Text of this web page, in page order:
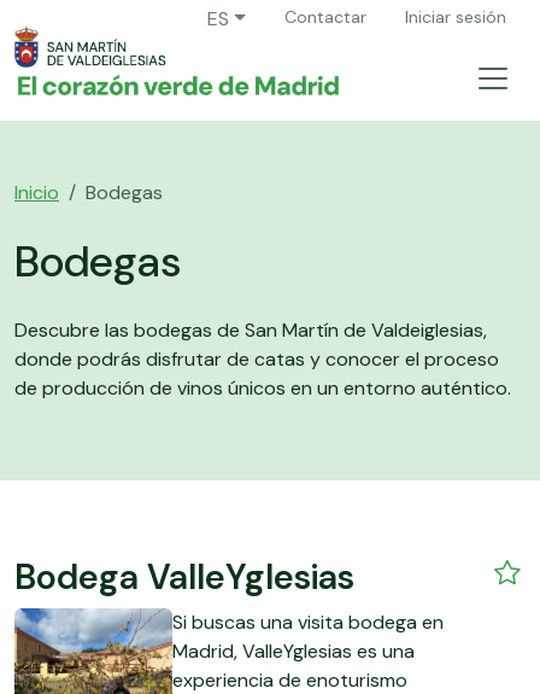
ES Contactar Iniciar sesión
Inicio Bodegas
Bodegas
Descubre las bodegas de San Martín de Valdeiglesias,
donde podrás disfrutar de catas y conocer el proceso
de producción de vinos únicos en un entorno auténtico.
Bodega ValleYglesias
Si buscas una visita bodega en
Madrid, ValleYglesias es una
experiencia de enoturismo